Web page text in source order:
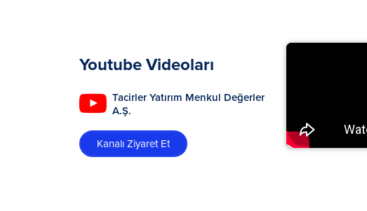
Youtube Videoları
Tacirler Yatırım Menkul Değerler
A.Ş.
Kanalı Ziyaret Et